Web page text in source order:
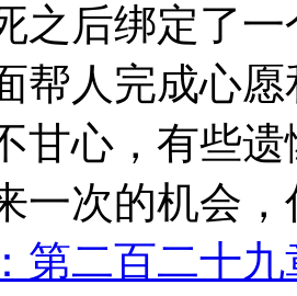
之后绑定了
帮人完成心
甘心，有些
一次的机会
第二百二十